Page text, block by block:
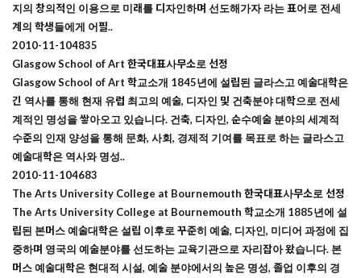
지의 창의적인 이용으로 미래를 디자인하며 선도해가자 라는 표어로 전세
계의 학생들에게 어필..
2010-11-104835
Glasgow School of Art 한국대표사무소로 선정
Glasgow School of Art 학교소개 1845년에 설립된 글라스고 예술대학은
긴 역사를 통해 현재 유럽 최고의 예술, 디자인 및 건축분야 대학으로 전세
계적인 명성을 쌓아오고 있습니다. 건축, 디자인, 순수예술 분야의 세계적
수준의 인재 양성을 통해 문화, 사회, 경제적 기여를 목표로 하는 글라스고
예술대학은 역사와 명성..
2010-11-104683
The Arts University College at Bournemouth 한국대표사무소로 선정
The Arts University College at Bournemouth 학교소개 1885년에 설
립된 본머스 예술대학은 설립 이후로 꾸준히 예술, 디자인, 미디어 과정에 집
중하며 영국의 예술분야를 선도하는 교육기관으로 자리잡아 왔습니다. 본
머스 예술대학은 현대적 시설, 예술 분야에서의 높은 명성, 졸업 이후의 경